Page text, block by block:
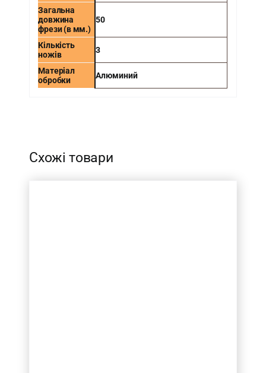
Загальна
довжина
фрези (в мм.)
50
Кількість
ножів
3
Матеріал
обробки
Алюминий
Схожі товари